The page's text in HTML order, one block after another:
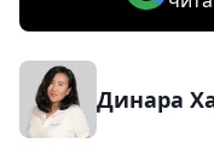
Динара